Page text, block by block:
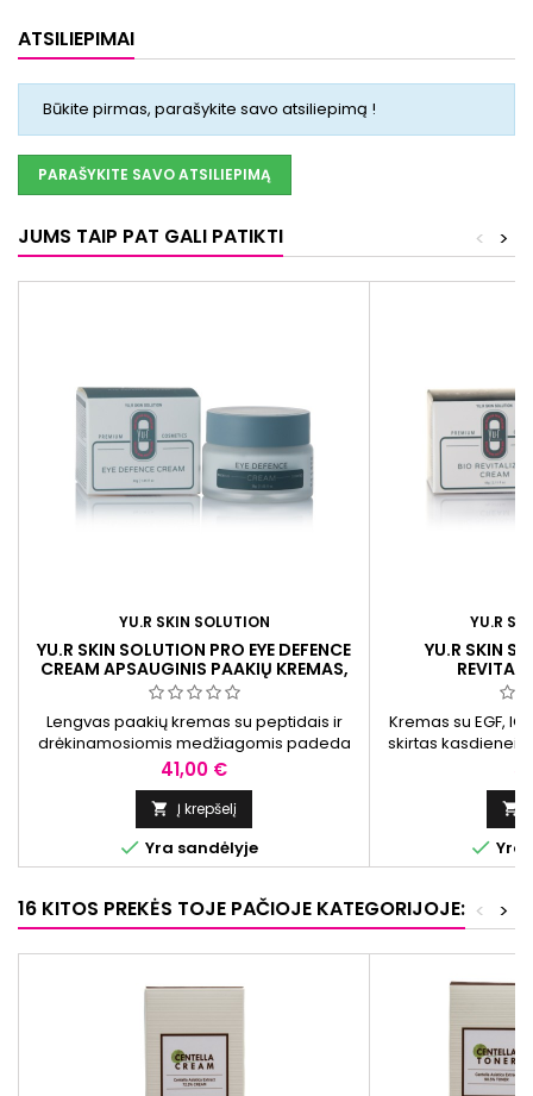
ATSILIEPIMAI
Būkite pirmas, parašykite savo atsiliepimą !
PARAŠYKITE SAVO ATSILIEPIMĄ
JUMS TAIP PAT GALI PATIKTI >
<
YU.R SKIN SOLUTION
YU.R SKIN SOLUTION PRO EYE DEFENCE
CREAM APSAUGINIS PAAKIŲ KREMAS,
30 G
Lengvas paakių kremas su peptidais ir
drėkinamosiomis medžiagomis padeda
sumažinti paburkimo ir tamsių ratilų
matomumą, suteikia gaivesnę išvaizdą.
Kaina
41,00 €
 Į krepšelį
 Yra sandėlyje
YU.R
YU.R SKIN
Kremas su EGF,
skirtas kasdienei
drėgmės
vizualiai 
 Yra
16 KITOS PREKĖS TOJE PAČIOJE KATEGORIJOJE: >
<